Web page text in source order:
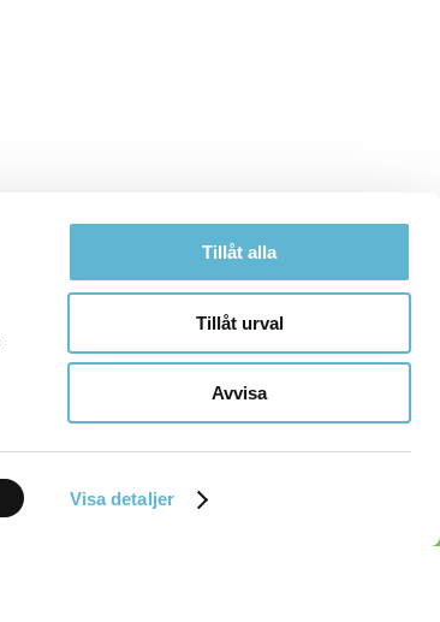
Visa detaljer
Tillåt alla
Tillåt urval
Avvisa